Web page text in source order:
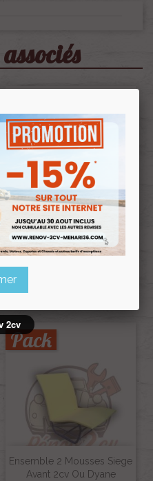
Toile De Dossier En Jute
Pour Sièges Séparés De 2cv
Dyane Acadiane
Ref :000467
Prix club
Ensemble 2 Mousses Siege
Avant 2cv Ou Dyane
Pack
2cv